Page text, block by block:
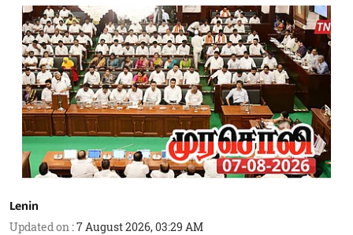
Lenin
Updated on :7 August 2026, 03:29 AM